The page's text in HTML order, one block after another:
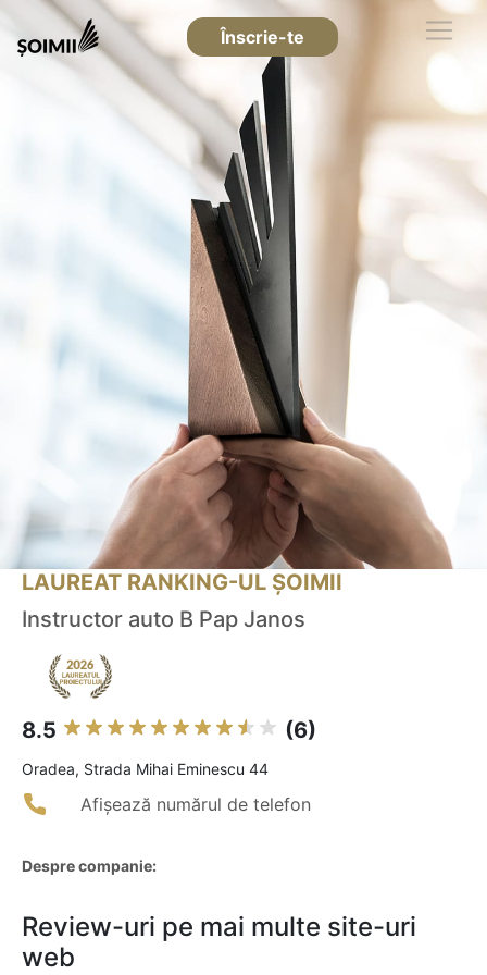
Înscrie-te
LAUREAT RANKING-UL ȘOIMII
Instructor auto B Pap Janos
8.5 (6)
Oradea, Strada Mihai Eminescu 44
Afișează numărul de telefon
Despre companie:
Review-uri pe mai multe site-uri
web